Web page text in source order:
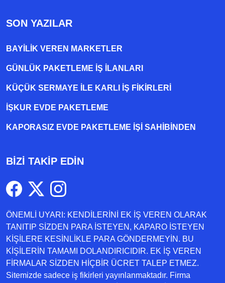
SON YAZILAR
BAYILIK VEREN MARKETLER
GÜNLÜK PAKETLEME İŞ İLANLARI
KÜÇÜK SERMAYE ILE KARLI İŞ FIKIRLERI
İŞKUR EVDE PAKETLEME
KAPORASIZ EVDE PAKETLEME IŞI SAHIBINDEN
BİZİ TAKİP EDİN
ÖNEMLİ UYARI: KENDİLERİNİ EK İŞ VEREN OLARAK
TANITIP SİZDEN PARA İSTEYEN, KAPARO İSTEYEN
KİŞİLERE KESİNLİKLE PARA GÖNDERMEYİN. BU
KİŞİLERİN TAMAMI DOLANDIRICIDIR. EK İŞ VEREN
FİRMALAR SİZDEN HİÇBİR ÜCRET TALEP ETMEZ.
Sitemizde sadece iş fikirleri yayınlanmaktadır. Firma